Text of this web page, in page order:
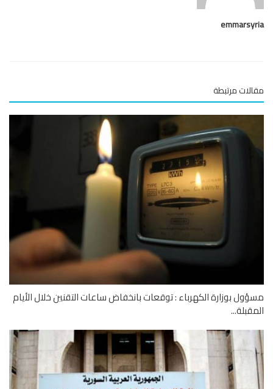
مرتبطة
بوزارة الكهرباء : توقعات بانخفاض ساعات التقنين خلال الأيام